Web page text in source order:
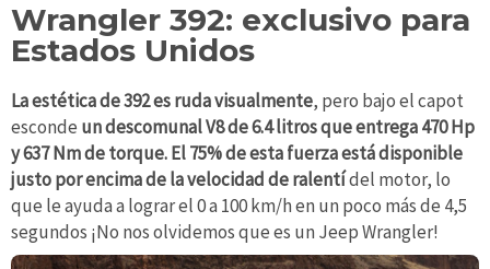
Wrangler 392: exclusivo para
Estados Unidos
La estética de 392 es ruda visualmente, pero bajo el capot
esconde un descomunal V8 de 6.4 litros que entrega 470 Hp
y 637 Nm de torque. El 75% de esta fuerza está disponible
justo por encima de la velocidad de ralentídel motor, lo
que le ayuda a lograr el 0 a 100 km/h en un poco más de 4,5
segundos ¡No nos olvidemos que es un Jeep Wrangler!